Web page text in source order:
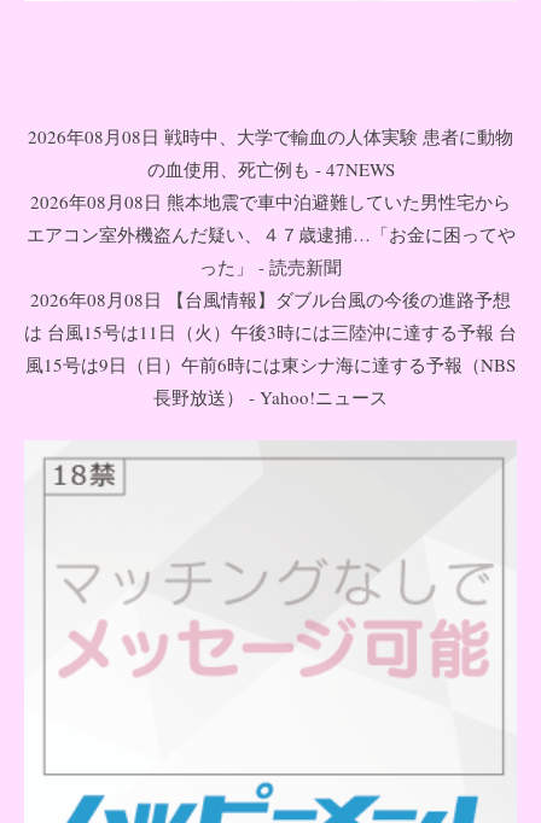
2026年08月08日 戦時中、大学で輸血の人体実験 患者に動物
の血使用、死亡例も - 47NEWS
2026年08月08日 熊本地震で車中泊避難していた男性宅から
エアコン室外機盗んだ疑い、４７歳逮捕…「お金に困ってや
った」 - 読売新聞
2026年08月08日 【台風情報】ダブル台風の今後の進路予想
は 台風15号は11日（火）午後3時には三陸沖に達する予報 台
風15号は9日（日）午前6時には東シナ海に達する予報（NBS
長野放送） - Yahoo!ニュース